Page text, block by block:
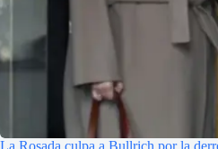
La Rosada culpa a Bullrich por la